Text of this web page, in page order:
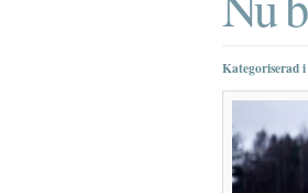
Kategoriserad i